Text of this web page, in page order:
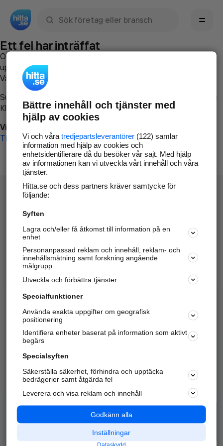
Ett fel har inträffat
Om du vill kan du
uppstod så att vi lättare och snabbare kan avhjälpa det.
Vänligen försök med följande:
Surfa till
Klicka påTillbaka-knappen i webbläsaren och försök igen
Vi beklagar besväret!
Till startsidan
Hitta.se - Gratis nummerupplysning.
Sök företag, personer och platser.
Hitta telefonnummer, adresser, företagsinfo mm.
Marknadsför företaget
Kom igång och annonsera mot
samarbetspartners nära dig.
Alla kategorier
Populära sökningar
API & Kartor
Annonsera
Integritet
Nödnummer
Bättre innehåll och tjänster med
hjälp av cookies
Vi och våra tredjepartsleverantörer(122) samlar
information med hjälp av cookies och
enhetsidentifierare då du besöker vår sajt. Med hjälp
av informationen kan vi utveckla vårt innehåll och våra
tjänster.
Hitta.se och dess partners kräver samtycke för
följande:
Syften
Lagra och/eller få åtkomst till information på en
enhet
Personanpassad reklam och innehåll, reklam- och
innehållsmätning samt forskning angående
målgrupp
Utveckla och förbättra tjänster
Specialfunktioner
Använda exakta uppgifter om geografisk
positionering
Identifiera enheter baserat på information som aktivt
begärs
Specialsyften
Säkerställa säkerhet, förhindra och upptäcka
bedrägerier samt åtgärda fel
Leverera och visa reklam och innehåll
Godkänn alla
Inställningar
Dataskydd